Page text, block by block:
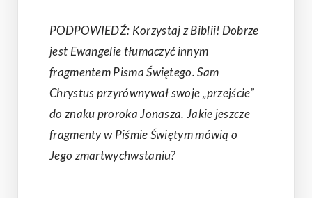
PODPOWIEDŹ: Korzystaj z Biblii! Dobrze
jest Ewangelie tłumaczyć innym
fragmentem Pisma Świętego. Sam
Chrystus przyrównywał swoje „przejście”
do znaku proroka Jonasza. Jakie jeszcze
fragmenty w Piśmie Świętym mówią o
Jego zmartwychwstaniu?